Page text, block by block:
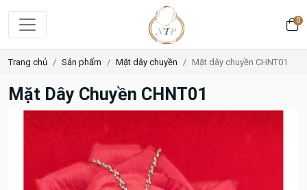
0
Trang chủ Sản phẩm Mặt dây chuyền Mặt dây chuyền CHNT01
Mặt Dây Chuyền CHNT01